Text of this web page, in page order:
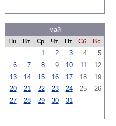
май
Пн
Вт Ср Чт Пт Сб
Вс
1
2 3 4
5
6
7 8 9 10 11
12
13
14 15 16 17 18
19
20
21 22 23 24 25
26
27
28 29 30 31